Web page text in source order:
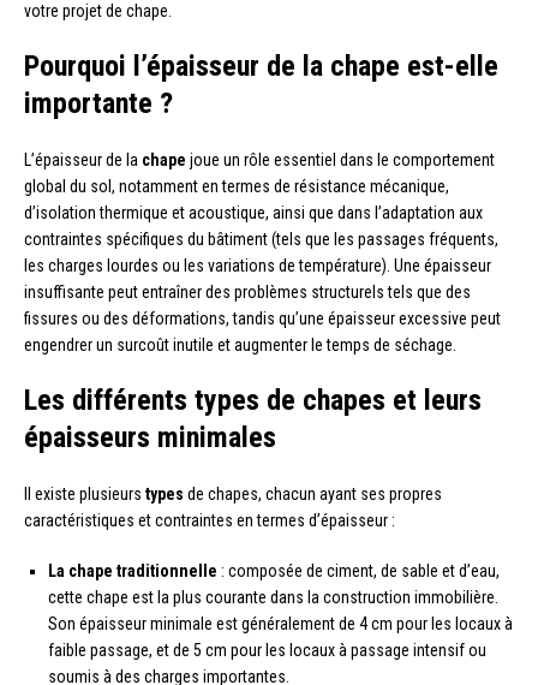
votre projet de chape.
Pourquoi l’épaisseur de la chape est-elle
importante ?
L’épaisseur de la chape joue un rôle essentiel dans le comportement
global du sol, notamment en termes de résistance mécanique,
d’isolation thermique et acoustique, ainsi que dans l’adaptation aux
contraintes spécifiques du bâtiment (tels que les passages fréquents,
les charges lourdes ou les variations de température). Une épaisseur
insuffisante peut entraîner des problèmes structurels tels que des
fissures ou des déformations, tandis qu’une épaisseur excessive peut
engendrer un surcoût inutile et augmenter le temps de séchage.
Les différents types de chapes et leurs
épaisseurs minimales
Il existe plusieurs types de chapes, chacun ayant ses propres
caractéristiques et contraintes en termes d’épaisseur :
La chape traditionnelle : composée de ciment, de sable et d’eau,
cette chape est la plus courante dans la construction immobilière.
Son épaisseur minimale est généralement de 4 cm pour les locaux à
faible passage, et de 5 cm pour les locaux à passage intensif ou
soumis à des charges importantes.